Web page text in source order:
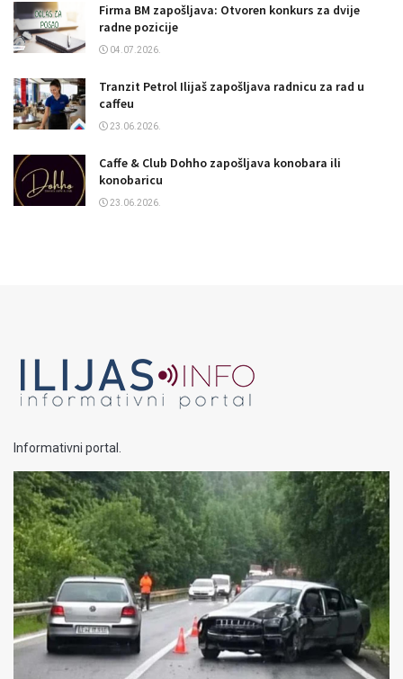
Firma BM zapošljava: Otvoren konkurs za dvije
radne pozicije
04.07.2026.
Tranzit Petrol Ilijaš zapošljava radnicu za rad u
caffeu
23.06.2026.
Caffe & Club Dohho zapošljava konobara ili
konobaricu
23.06.2026.
Informativni portal.